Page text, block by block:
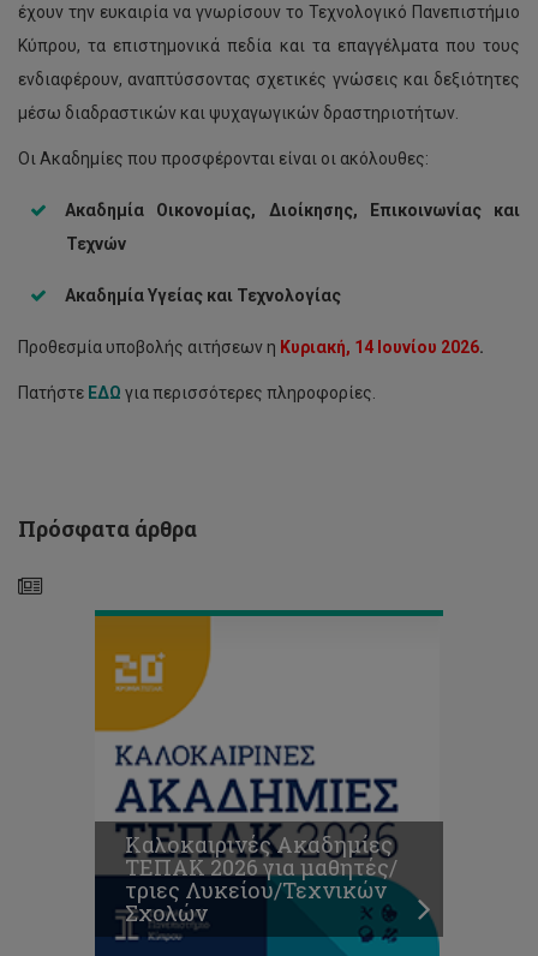
έχουν την ευκαιρία να γνωρίσουν το Τεχνολογικό Πανεπιστήμιο
Κύπρου, τα επιστημονικά πεδία και τα επαγγέλματα που τους
ενδιαφέρουν, αναπτύσσοντας σχετικές γνώσεις και δεξιότητες
μέσω διαδραστικών και ψυχαγωγικών δραστηριοτήτων.
Οι Ακαδημίες που προσφέρονται είναι οι ακόλουθες:
Ακαδημία Οικονομίας, Διοίκησης, Επικοινωνίας και
Τεχνών
Ακαδημία Υγείας και Τεχνολογίας
Προθεσμία υποβολής αιτήσεων η Κυριακή, 14 Ιουνίου 2026.
Πατήστε ΕΔΩ για περισσότερες πληροφορίες.
Πρόσφατα άρθρα
Καλοκαιρινές
Ακαδημίες
ΤΕΠΑΚ
Λυκείου/
Τεχνικών
Καλοκαιρινές Ακαδημίες
ΤΕΠΑΚ 2026 για μαθητές/
τριες Λυκείου/Τεχνικών
Σχολών